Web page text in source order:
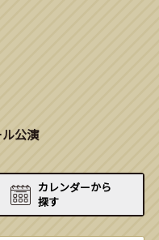
公演
カレンダーから
探す